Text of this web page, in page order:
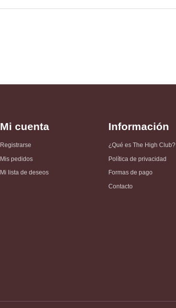
Mi cuenta
Registrarse
Mis pedidos
Mi lista de deseos
Información
¿Qué es The High Club?
Política de privacidad
Formas de pago
Contacto